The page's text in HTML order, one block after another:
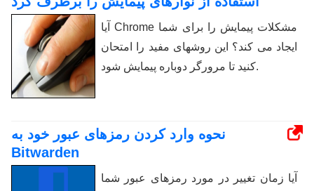
آیا Chrome مشکلات پیمایش را برای شما
ایجاد می کند؟ این روشهای مفید را امتحان
کنید تا مرورگر دوباره پیمایش شود.
نحوه وارد کردن رمزهای عبور خود به
Bitwarden
آیا زمان تغییر در مورد رمزهای عبور شما